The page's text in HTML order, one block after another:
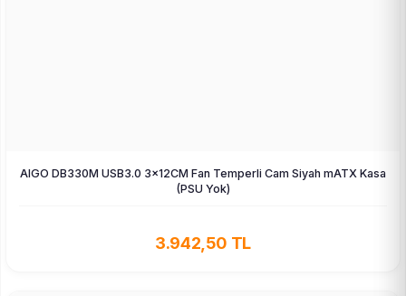
AIGO DB330M USB3.0 3×12CM Fan Temperli Cam Siyah mATX Kasa
(PSU Yok)
3.942,50 TL